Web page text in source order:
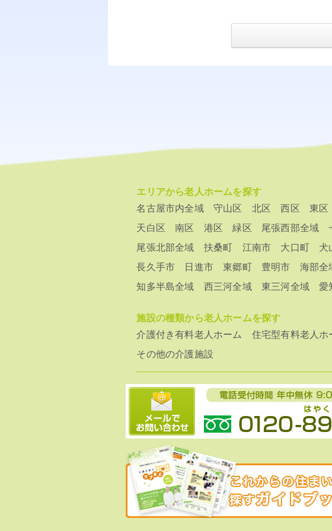
エリアから老人ホームを探す
名古屋市内全域
守山区 北区 西区 東区
天白区
南区 港区 緑区 尾張西部全域
尾張北部全域
扶桑町 江南市 大口町 犬
長久手市
日進市 東郷町 豊明市 海部全
知多半島全域
西三河全域 東三河全域 愛
施設の種類から老人ホームを探す
介護付き有料老人ホーム
住宅型有料老人ホ
その他の介護施設